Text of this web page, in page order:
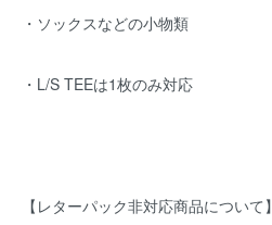
・ソックスなどの小物類
・L/S TEEは1枚のみ対応
【レターパック非対応商品について】